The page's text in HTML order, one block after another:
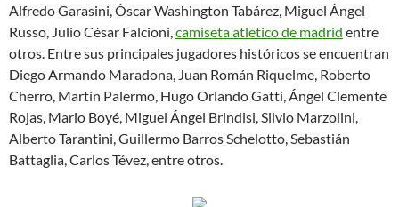
Alfredo Garasini, Óscar Washington Tabárez, Miguel Ángel
Russo, Julio César Falcioni,camiseta atletico de madrid entre
otros. Entre sus principales jugadores históricos se encuentran
Diego Armando Maradona, Juan Román Riquelme, Roberto
Cherro, Martín Palermo, Hugo Orlando Gatti, Ángel Clemente
Rojas, Mario Boyé, Miguel Ángel Brindisi, Silvio Marzolini,
Alberto Tarantini, Guillermo Barros Schelotto, Sebastián
Battaglia, Carlos Tévez, entre otros.